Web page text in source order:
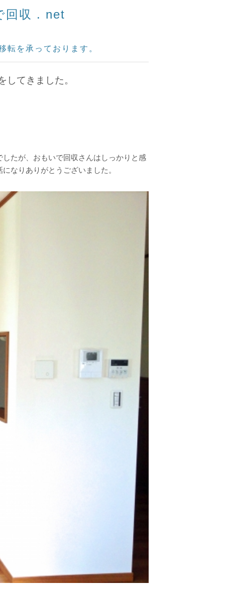
回収 . net
を承っております。
てきました。
たが、おもいで回収さんはしっかりと感
なりありがとうございました。